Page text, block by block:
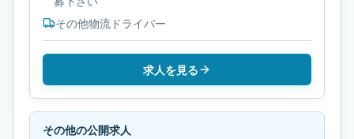
その他物流ドライバー
求人を見る
その他の公開求人